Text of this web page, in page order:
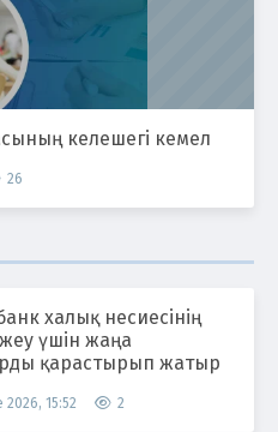
келешегі кемел
26
халық несиесінің
үшін жаңа
қарастырып жатыр
2026, 15:52 2